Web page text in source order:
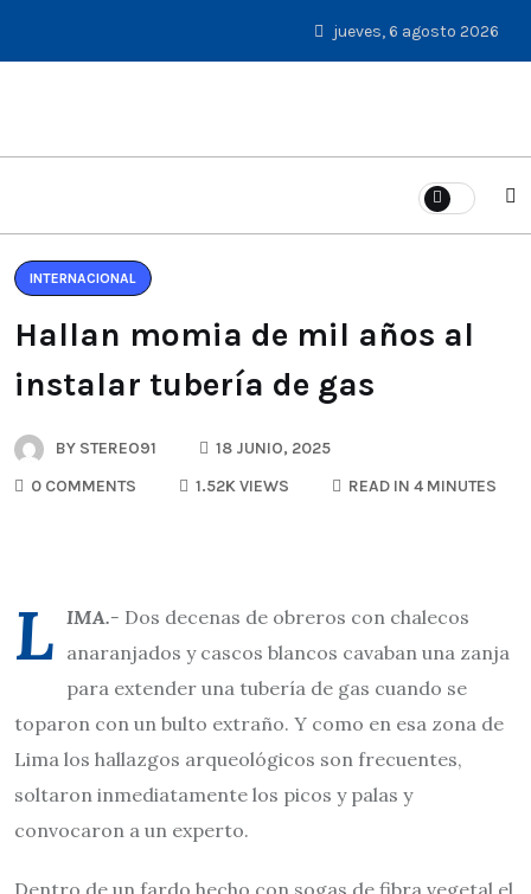
jueves, 6 agosto 2026
INTERNACIONAL
Hallan momia de mil años al
instalar tubería de gas
BY STEREO91
18 JUNIO, 2025
0 COMMENTS
1.52K VIEWS READ IN 4 MINUTES
L IMA.- Dos decenas de obreros con chalecos
anaranjados y cascos blancos cavaban una zanja
para extender una tubería de gas cuando se
toparon con un bulto extraño. Y como en esa zona de
Lima los hallazgos arqueológicos son frecuentes,
soltaron inmediatamente los picos y palas y
convocaron a un experto.
Dentro de un fardo hecho con sogas de fibra vegetal el